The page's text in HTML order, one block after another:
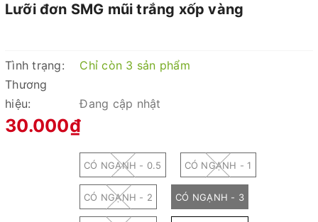
Lưỡi đơn SMG mũi trắng xốp vàng
Tình trạng:
Chỉ còn 3 sản phẩm
Thương
hiệu:
Đang cập nhật
30.000₫
CÓ NGẠNH - 0.5 CÓ NGẠNH - 1
CÓ NGẠNH - 2 CÓ NGẠNH - 3